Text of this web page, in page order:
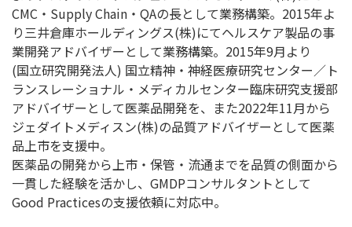
CMC・Supply Chain・QAの長として業務構築。2015年よ
り三井倉庫ホールディングス(株)にてヘルスケア製品の事
業開発アドバイザーとして業務構築。2015年9月より
(国立研究開発法人) 国立精神・神経医療研究センター／ト
ランスレーショナル・メディカルセンター臨床研究支援部
アドバイザーとして医薬品開発を、また2022年11月から
ジェダイトメディスン(株)の品質アドバイザーとして医薬
品上市を支援中。
医薬品の開発から上市・保管・流通までを品質の側面から
一貫した経験を活かし、GMDPコンサルタントとして
Good Practicesの支援依頼に対応中。